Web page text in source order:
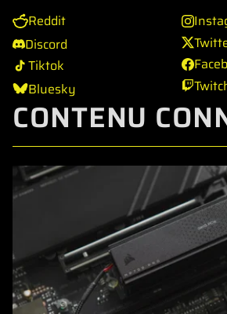
Reddit
Discord
Tiktok
Bluesky
CONTENU